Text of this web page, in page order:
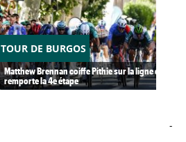
TOUR DE BURGOS
Matthew Brennan coiffe Pithie sur la ligne et
remporte la 4e étape
-